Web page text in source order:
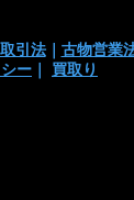
引法｜ 古物営業
ー 買取り